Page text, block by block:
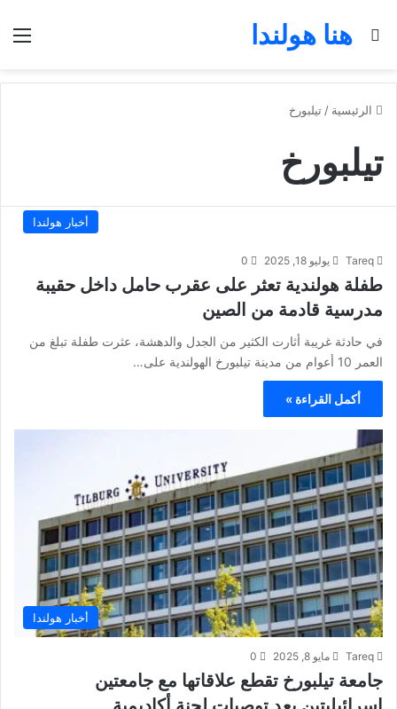
هنا هولندا
بحث عن
الرئيسية / تيلبورخ
تيلبورخ
أخبار هولندا
Tareq يوليو 18, 2025 0
طفلة هولندية تعثر على عقرب حامل داخل حقيبة
مدرسية قادمة من الصين
في حادثة غريبة أثارت الكثير من الجدل والدهشة، عثرت طفلة تبلغ من
العمر 10 أعوام من مدينة تيلبورخ الهولندية على…
أكمل القراءة »
أخبار هولندا
Tareq مايو 8, 2025 0
جامعة تيلبورخ تقطع علاقاتها مع جامعتين